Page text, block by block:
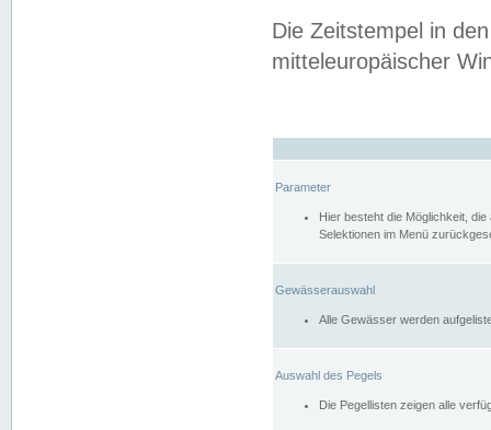
Die Zeitstempel in
mitteleuropäischer
Parameter
Hier besteht die Möglichkeit,
Selektionen im Menü
Gewässerauswahl
Alle Gewässer werden
Auswahl des Pegels
Die Pegellisten zeigen alle